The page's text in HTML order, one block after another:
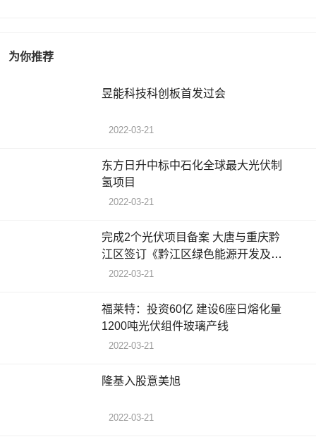
为你推荐
昱能科技科创板首发过会
2022-03-21
东方日升中标中石化全球最大光伏制
氢项目
2022-03-21
完成2个光伏项目备案 大唐与重庆黔
江区签订《黔江区绿色能源开发及运
用一体化合作协议》
2022-03-21
福莱特：投资60亿 建设6座日熔化量
1200吨光伏组件玻璃产线
2022-03-21
隆基入股意美旭
2022-03-21